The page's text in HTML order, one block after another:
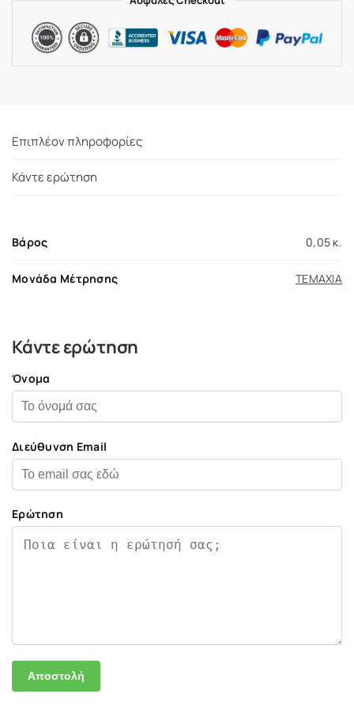
Επιπλέον πληροφορίες
Κάντε ερώτηση
Βάρος 0,05 κ.
Μονάδα Μέτρησης ΤΕΜΑΧΙΑ
Κάντε ερώτηση
Όνομα
Διεύθυνση Email
Ερώτηση